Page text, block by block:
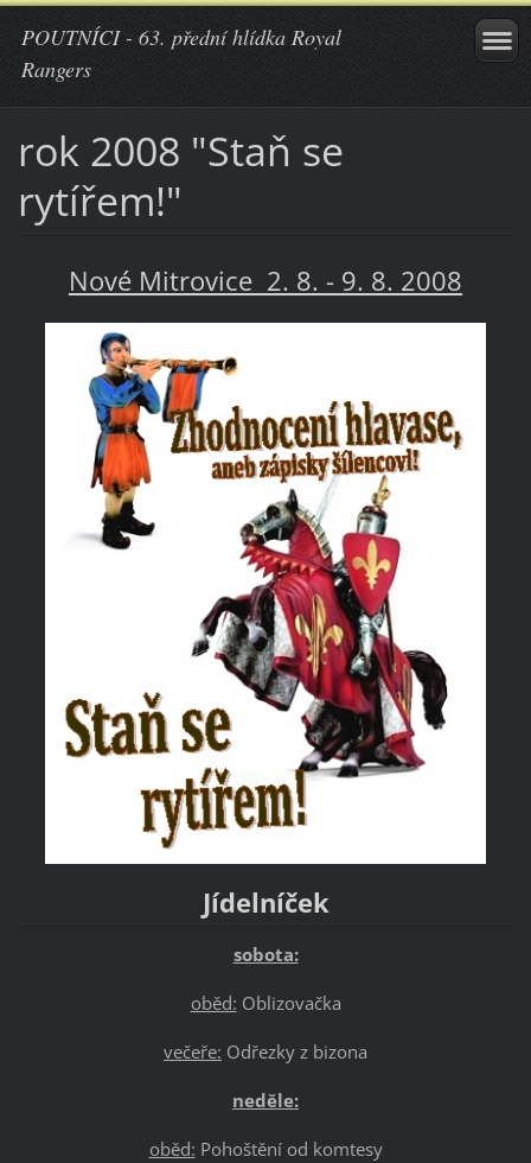
POUTNÍCI - 63. přední hlídka Royal
Rangers
rok 2008 "Staň se
rytířem!"
Nové Mitrovice 2. 8. - 9. 8. 2008
Jídelníček
sobota:
oběd: Oblizovačka
večeře: Odřezky z bizona
neděle:
oběd: Pohoštění od komtesy